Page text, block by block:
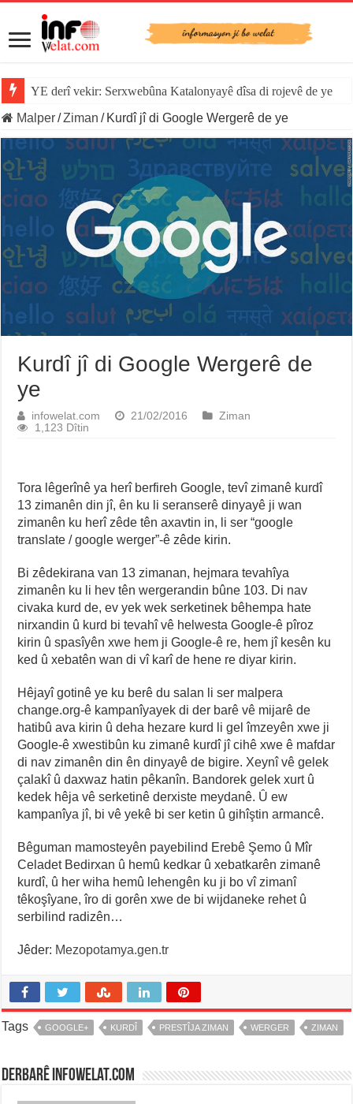
YE derî vekir: Serxwebûna Katalonyayê dîsa di rojevê de ye
Malper/Ziman / Kurdî jî di Google Wergerê de ye
Kurdî jî di Google Wergerê de
ye
infowelat.com 21/02/2016
Ziman
1,123 Dîtin
Tora lêgerînê ya herî berfireh Google, tevî zimanê kurdî
13 zimanên din jî, ên ku li seranserê dinyayê ji wan
zimanên ku herî zêde tên axavtin in, li ser “google
translate / google werger”-ê zêde kirin.
Bi zêdekirana van 13 zimanan, hejmara tevahîya
zimanên ku li hev tên wergerandin bûne 103. Di nav
civaka kurd de, ev yek wek serketinek bêhempa hate
nirxandin û kurd bi tevahî vê helwesta Google-ê pîroz
kirin û spasîyên xwe hem ji Google-ê re, hem jî kesên ku
ked û xebatên wan di vî karî de hene re diyar kirin.
Hêjayî gotinê ye ku berê du salan li ser malpera
change.org-ê kampanîyayek di der barê vê mijarê de
hatibû ava kirin û deha hezare kurd li gel îmzeyên xwe ji
Google-ê xwestibûn ku zimanê kurdî jî cihê xwe ê mafdar
di nav zimanên din ên dinyayê de bigire. Xeynî vê gelek
çalakî û daxwaz hatin pêkanîn. Bandorek gelek xurt û
kedek hêja vê serketinê derxiste meydanê. Û ew
kampanîya jî, bi vê yekê bi ser ketin û gihîştin armancê.
Bêguman mamosteyên payebilind Erebê Şemo û Mîr
Celadet Bedirxan û hemû kedkar û xebatkarên zimanê
kurdî, û her wiha hemû lehengên ku ji bo vî zimanî
têkoşîyane, îro di gorên xwe de bi wijdaneke rehet û
serbilind radizên…
Jêder: Mezopotamya.gen.tr
Tags GOOGLE+ KURDÎ PRESTÎJA ZIMAN WERGER ZIMAN
Derbarê infowelat.com